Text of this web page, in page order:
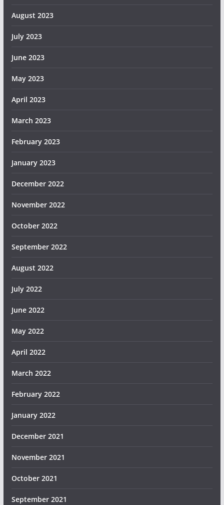
August 2023
July 2023
June 2023
May 2023
April 2023
March 2023
February 2023
January 2023
December 2022
November 2022
October 2022
September 2022
August 2022
July 2022
June 2022
May 2022
April 2022
March 2022
February 2022
January 2022
December 2021
November 2021
October 2021
September 2021